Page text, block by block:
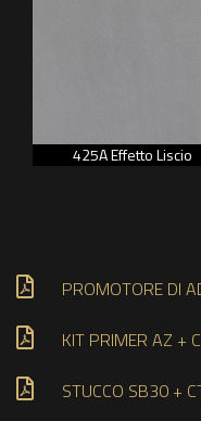
425A Effetto Liscio
PROMOTORE DI
KIT PRIMER AZ +
STUCCO SB30 +